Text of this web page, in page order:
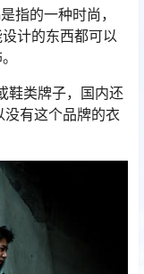
指的一种时尚，
计的东西都可以
鞋类牌子，国内还
有这个品牌的衣